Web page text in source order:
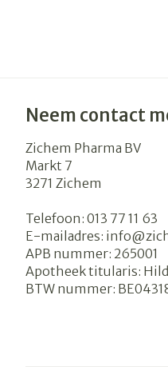
Neem contact
Zichem Pharma BV
Markt 7
3271 Zichem
Telefoon: 013 77 11 63
E-mailadres: info@
APB nummer: 265001
Apotheek titularis:
BTW nummer: